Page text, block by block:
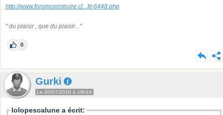
http://www.forumconstruire.c[...]it-6448.php
" du plaisir , que du plaisir..."
0
Gurki
Le 20/07/2010 à 16h14
lolopescalune a écrit: